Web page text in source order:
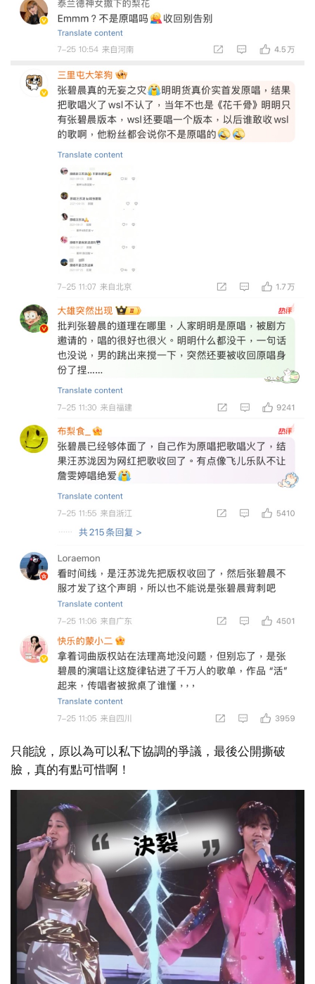
只能說，原以為可以私下協調的爭議，最後公開撕破
臉，真的有點可惜啊！